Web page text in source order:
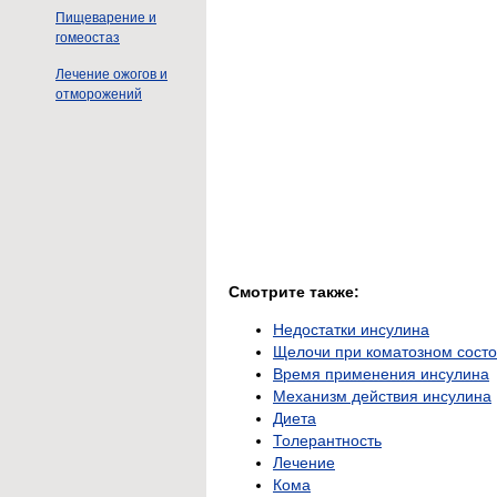
Пищеварение и
гомеостаз
Лечение ожогов и
отморожений
Смотрите также:
Недостатки инсулина
Щелочи при коматозном
Время применения инсулина
Механизм действия инсулина
Диета
Толерантность
Лечение
Кома